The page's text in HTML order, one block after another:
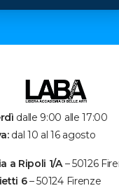
dalle 9:00 alle 17:00
dal 10 al 16 agosto
a Ripoli 1/A – 50126
6 – 50124 Firenze